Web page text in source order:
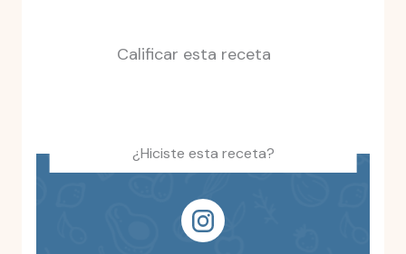
Calificar esta receta
¿Hiciste esta receta?